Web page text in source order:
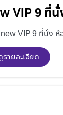
VIP 9 ที่นั่
VIP 9 ที่นั่ง ห้
รายละเอียด